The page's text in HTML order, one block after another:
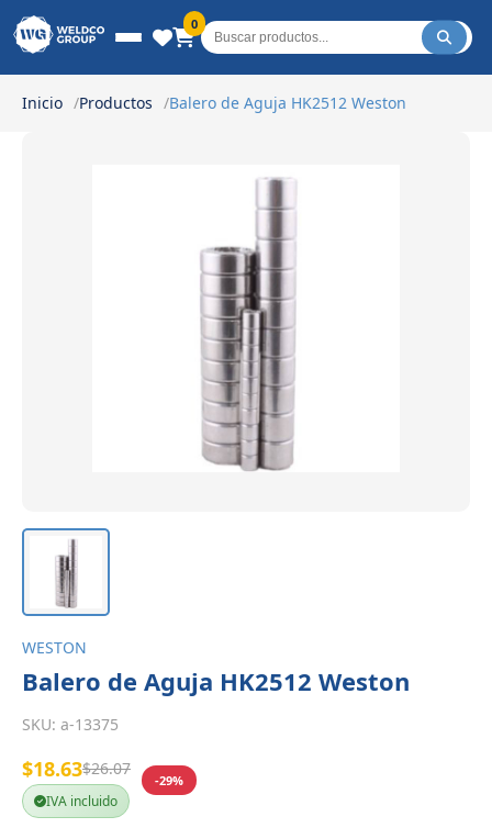
Weldco Group.
0
Inicio Productos Balero de Aguja HK2512 Weston
WESTON
Balero de Aguja HK2512 Weston
SKU: a-13375
$18.63$26.07
-29%
IVA incluido